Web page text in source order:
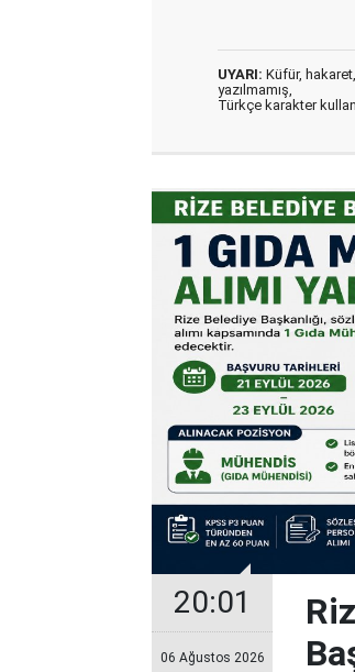
UYARI: Küfür,
yazılmamış,
Türkçe karakter
20:01
06 Ağustos 2026